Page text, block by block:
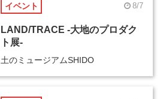
イベント 8/7
LAND/TRACE -大地のプロダク
ト展-
土のミュージアムSHIDO